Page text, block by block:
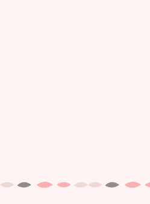
未就園児クラス